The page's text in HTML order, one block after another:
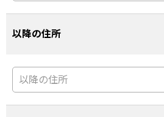
以降の住所